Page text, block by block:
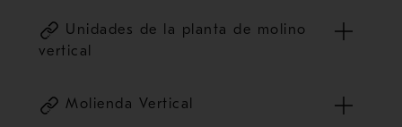
Unidades de la planta de molino
vertical
Molienda Vertical